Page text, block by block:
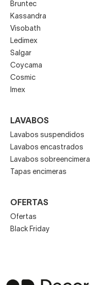
Bruntec
Kassandra
Visobath
Ledimex
Salgar
Coycama
Cosmic
Imex
LAVABOS
Lavabos suspendidos
Lavabos encastrados
Lavabos sobreencimera
Tapas encimeras
OFERTAS
Ofertas
Black Friday